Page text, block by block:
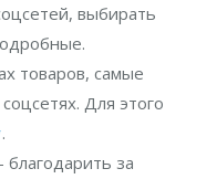
выбирать
товаров, самые
Для этого
.
за